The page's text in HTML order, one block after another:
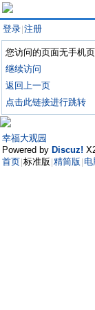
登录 注册
您访问的页面无手机
继续访问
返回上一页
点击此链接进行跳转
幸福大观园
Powered by Discuz!
首页 标准版 精简版 电